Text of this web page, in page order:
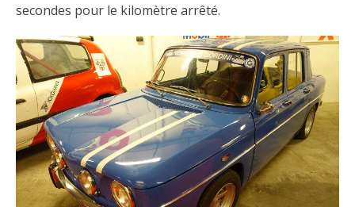
secondes pour le kilomètre arrêté.